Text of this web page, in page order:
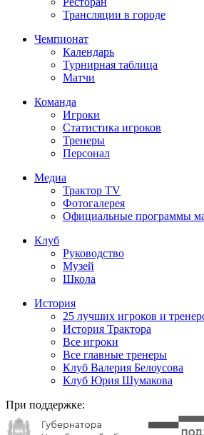
Трансляции в городе
Чемпионат
Календарь
Турнирная таблица
Матчи
Команда
Игроки
Статистика игроков
Тренеры
Персонал
Медиа
Трактор TV
Фотогалерея
Официальные программы
Клуб
Руководство
Музей
Школа
История
25 лучших игроков и
История Трактора
Все игроки
Все главные тренеры
Клуб Валерия Белоусова
Клуб Юрия Шумакова
При поддержке: